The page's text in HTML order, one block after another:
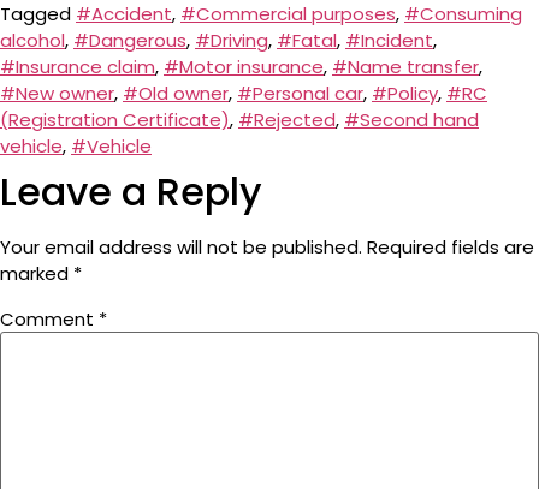
Tagged #Accident, #Commercial purposes, #Consuming
alcohol, #Dangerous, #Driving, #Fatal, #Incident,
#Insurance claim, #Motor insurance, #Name transfer,
#New owner, #Old owner, #Personal car, #Policy, #RC
(Registration Certificate), #Rejected, #Second hand
vehicle, #Vehicle
Leave a Reply
Your email address will not be published. Required fields are
marked *
Comment *